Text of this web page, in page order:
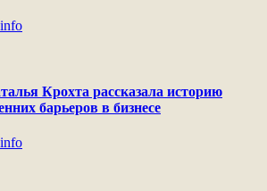
info
Крохта рассказала историю
барьеров в бизнесе
info